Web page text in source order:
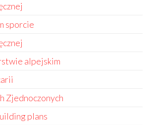
sporcie
alpejskim
Zjednoczonych
plans